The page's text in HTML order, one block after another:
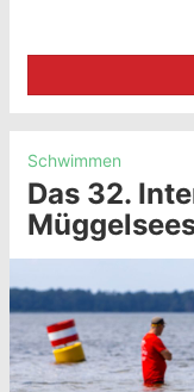
Schwimmen
Das 32.